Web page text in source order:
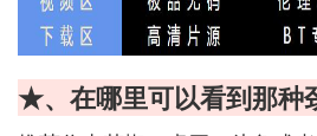
★、在哪里可以看到那种